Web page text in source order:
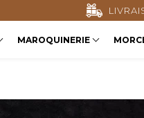
MAROQUINERIE